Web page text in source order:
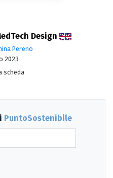
Design
Pereno
2023
scheda
PuntoSostenibile